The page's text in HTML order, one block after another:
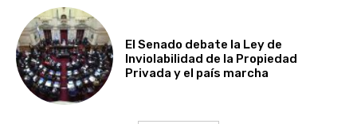
El Senado debate la Ley de
Inviolabilidad de la Propiedad
Privada y el país marcha